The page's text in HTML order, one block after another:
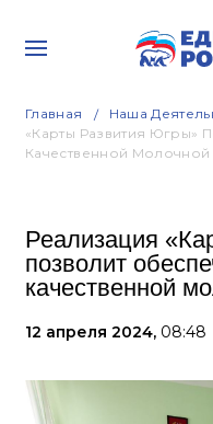
Главная Наша
«Карты Развития Югры»
Качественной
Реализация
позволит
качественной
12 апреля 2024, 08:48